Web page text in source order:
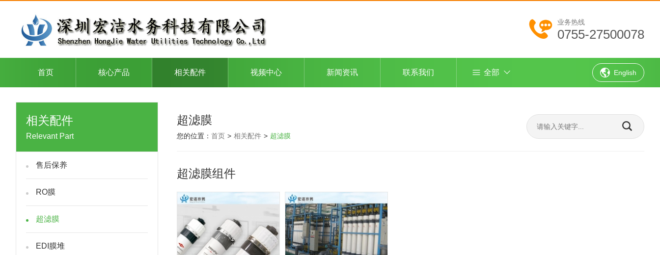
业务热线
0755-27500078
首页 核心产品 相关配件 视频中心 新闻资讯 联系我们 全部 English
相关配件
Relevant Part
售后保养
RO膜
超滤膜
EDI膜堆
超滤膜
您的位置： 首页 > 相关配件 > 超滤膜
超滤膜组件